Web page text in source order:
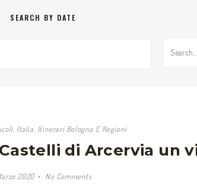
SEARCH BY DATE
, Italia Itinerari Bologna E Regioni
di Arcervia un
2020 No Comments